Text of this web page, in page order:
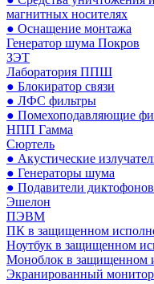
магнитных носителях
● Оснащение монтажа
Генератор шума Покров
ЗЭТ
Лаборатория ППШ
● Блокиратор связи
● ЛФС фильтры
● Помехоподавляющие
НПП Гамма
Сюртель
● Акустические
● Генераторы шума
● Подавители диктофонов
Эшелон
ПЭВМ
ПК в защищенном
Ноутбук в защищенном
Моноблок в защищенном
Экранированный